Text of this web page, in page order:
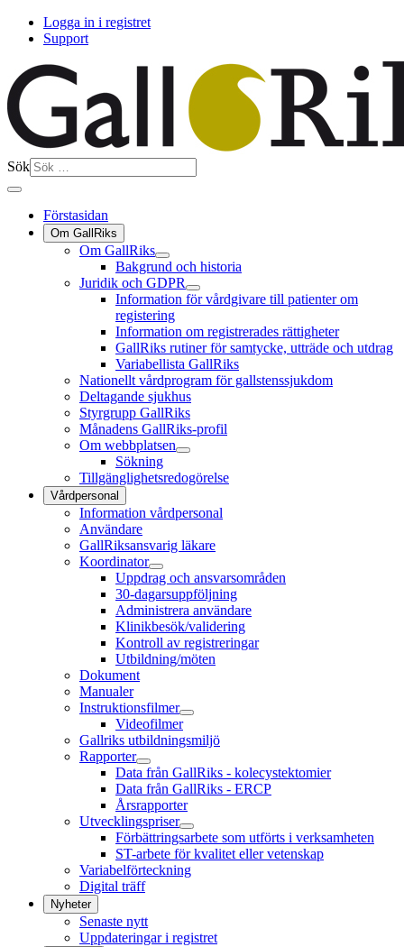
Logga in i registret
Support
Sök
Förstasidan
Om GallRiks
Om GallRiks
Bakgrund och historia
Juridik och GDPR
Information för vårdgivare till patienter om
registering
Information om registrerades rättigheter
GallRiks rutiner för samtycke, utträde och utdrag
Variabellista GallRiks
Nationellt vårdprogram för gallstenssjukdom
Deltagande sjukhus
Styrgrupp GallRiks
Månadens GallRiks-profil
Om webbplatsen
Sökning
Tillgänglighetsredogörelse
Vårdpersonal
Information vårdpersonal
Användare
GallRiksansvarig läkare
Koordinator
Uppdrag och ansvarsområden
30-dagarsuppföljning
Administrera användare
Klinikbesök/validering
Kontroll av registreringar
Utbildning/möten
Dokument
Manualer
Instruktionsfilmer
Videofilmer
Gallriks utbildningsmiljö
Rapporter
Data från GallRiks - kolecystektomier
Data från GallRiks - ERCP
Årsrapporter
Utvecklingspriser
Förbättringsarbete som utförts i verksamheten
ST-arbete för kvalitet eller vetenskap
Variabelförteckning
Digital träff
Nyheter
Senaste nytt
Uppdateringar i registret